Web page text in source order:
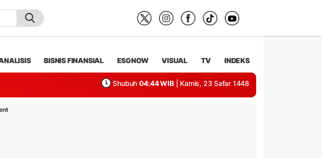
BISNIS FINANSIAL ESGNOW VISUAL TV INDEKS
Shubuh 04:44 WIB | Kamis, 23 Safar 1448